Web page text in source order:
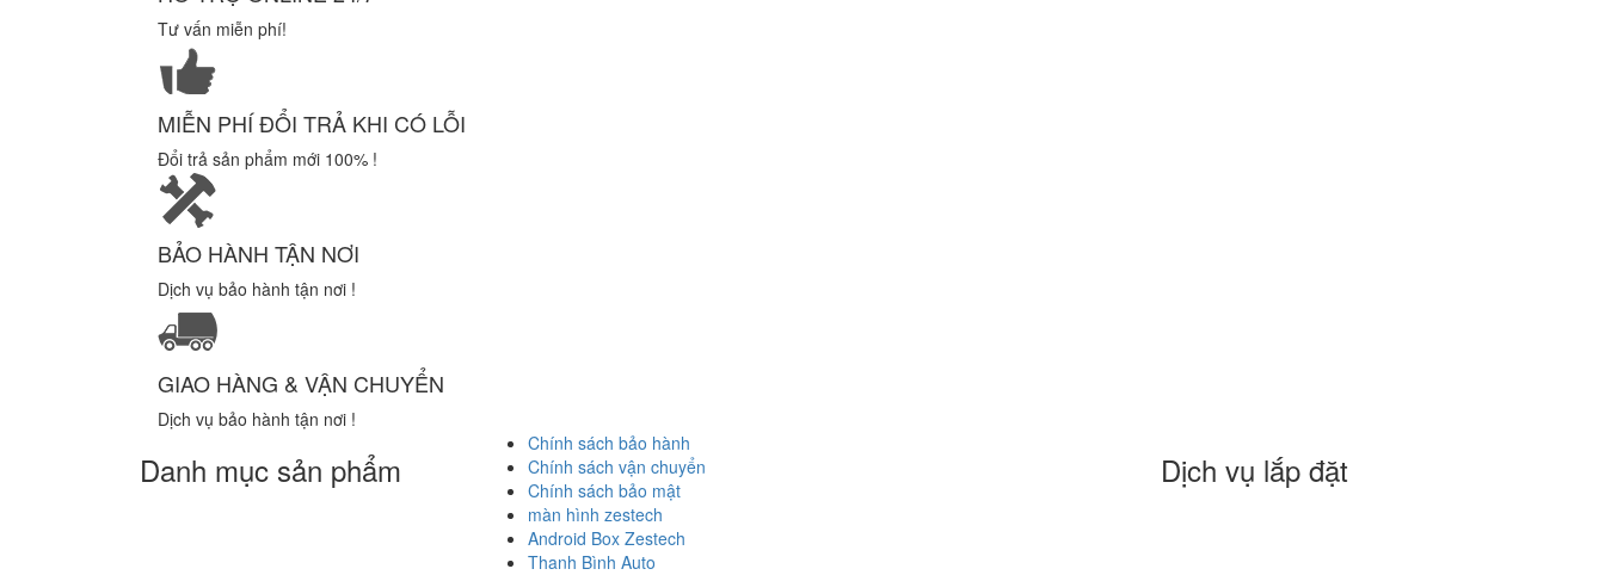
Tư vấn miễn phí!
MIỄN PHÍ ĐỔI TRẢ KHI CÓ LỖI
Đổi trả sản phẩm mới 100% !
BẢO HÀNH TẬN NƠI
Dịch vụ bảo hành tận nơi !
GIAO HÀNG & VẬN CHUYỂN
Dịch vụ bảo hành tận nơi !
Danh mục sản phẩm
Chính sách bảo hành
Chính sách vận chuyển
Chính sách bảo mật
màn hình zestech
Android Box Zestech
Thanh Bình Auto
Dịch vụ lắp đặt